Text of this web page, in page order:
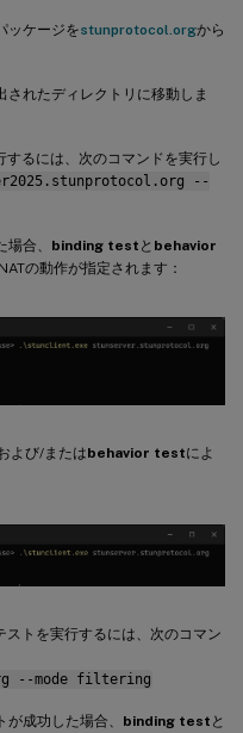
ッケージをstunprotocol.orgから
されたディレクトリに移動しま
るには、次のコマンドを実行し
--
合、 binding test と behavior
の動作が指定されます：
よび/またはbehavior testによ
ストを実行するには、次のコマン
--mode filtering
成功した場合、 binding test と